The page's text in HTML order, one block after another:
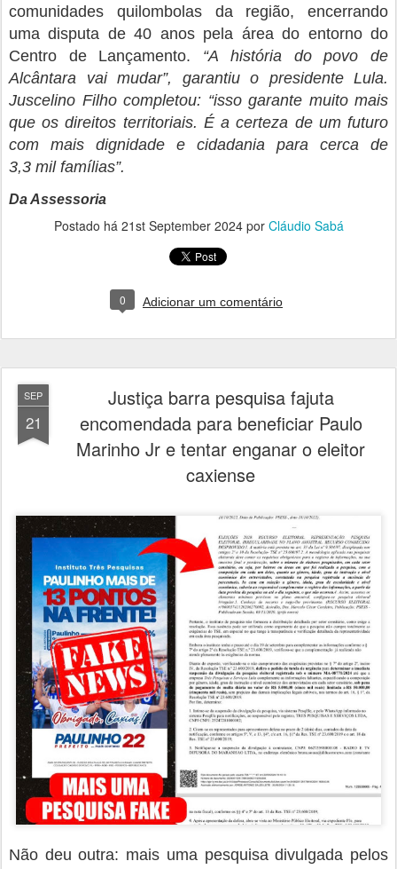
comunidades quilombolas da região, encerrando
uma disputa de 40 anos pela área do entorno do
Centro de Lançamento. “A história do povo de
Alcântara vai mudar”, garantiu o presidente Lula.
Juscelino Filho completou: “isso garante muito mais
que os direitos territoriais. É a certeza de um futuro
com mais dignidade e cidadania para cerca de
3,3 mil famílias”.
Da Assessoria
Postado há 21st September 2024por Cláudio Sabá
0 Adicionar um comentário
SEP
21
Justiça barra pesquisa fajuta
encomendada para beneficiar Paulo
Marinho Jr e tentar enganar o eleitor
caxiense
Não deu outra: mais uma pesquisa divulgada pelos